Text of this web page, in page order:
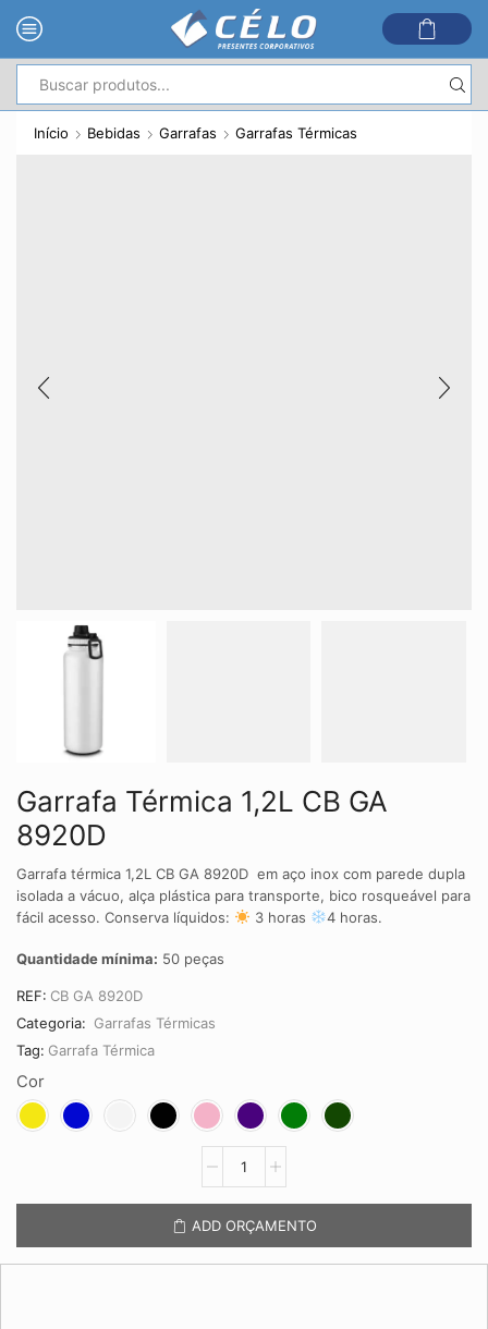
de
pesquisa
Início Bebidas Garrafas Garrafas Térmicas
Garrafa Térmica 1,2L CB GA
8920D
Garrafa térmica 1,2L CB GA 8920D em aço inox com parede dupla
isolada a vácuo, alça plástica para transporte, bico rosqueável para
fácil acesso. Conserva líquidos:
3 horas 4 horas.
Quantidade mínima: 50 peças
REF: CB GA 8920D
Categoria: Garrafas Térmicas
Tag: Garrafa Térmica
Cor
Térmica
GA
ADD ORÇAMENTO